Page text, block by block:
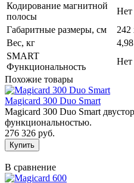
Кодирование магнитной
полосы
Нет
Габаритные размеры, см
242
Вес, кг
4,98
SMART
Функциональность
Нет
Похожие товары
Magicard 300 Duo Smart
Magicard 300 Duo Smart
функциональностью.
276 326 руб.
В сравнение